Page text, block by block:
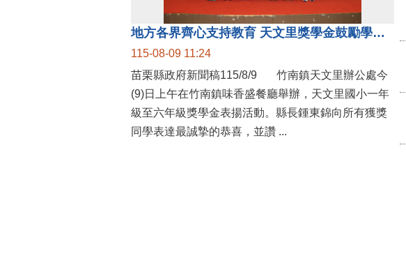
地方各界齊心支持教育 天文里獎學金鼓勵學童勇敢追夢
115-08-09 11:24
苗栗縣政府新聞稿115/8/9 竹南鎮天文里辦公處今
(9)日上午在竹南鎮味香盛餐廳舉辦，天文里國小一年
級至六年級獎學金表揚活動。縣長鍾東錦向所有獲獎